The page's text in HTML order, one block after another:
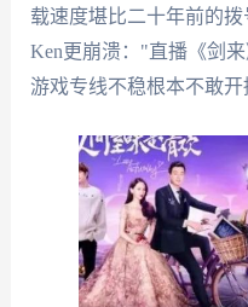
载速度堪比二十年前的
Ken更崩溃："直播《剑
游戏专线不稳根本不敢开